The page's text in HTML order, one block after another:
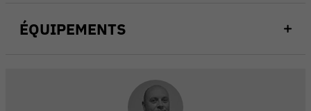
ÉQUIPEMENTS